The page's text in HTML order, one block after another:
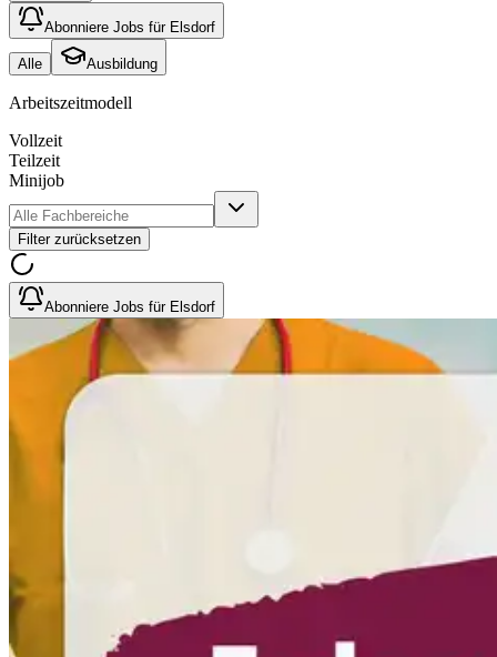
Abonniere Jobs für Elsdorf
Alle Ausbildung
Arbeitszeitmodell
Vollzeit
Teilzeit
Minijob
Filter zurücksetzen
Abonniere Jobs für Elsdorf